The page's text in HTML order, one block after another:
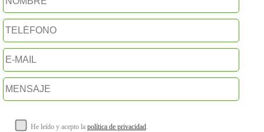
He leído y acepto la política de privacidad.